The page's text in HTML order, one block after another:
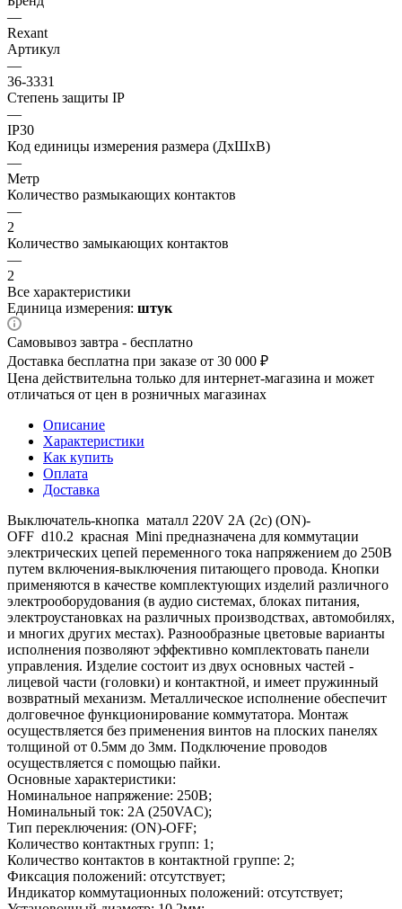
—
Rexant
Артикул
—
36-3331
Степень защиты IP
—
IP30
Код единицы измерения размера (ДхШхВ)
—
Метр
Количество размыкающих контактов
—
2
Количество замыкающих контактов
—
2
Все характеристики
Единица измерения: штук
Самовывоз завтра - бесплатно
Доставка бесплатна при заказе от 30 000 ₽
Цена действительна только для интернет-магазина и может
отличаться от цен в розничных магазинах
Описание
Характеристики
Как купить
Оплата
Доставка
Выключатель-кнопка маталл 220V 2А (2с) (ON)-
OFF d10.2 красная Mini предназначена для коммутации
электрических цепей переменного тока напряжением до 250В
путем включения-выключения питающего провода. Кнопки
применяются в качестве комплектующих изделий различного
электрооборудования (в аудио системах, блоках питания,
электроустановках на различных производствах, автомобилях,
и многих других местах). Разнообразные цветовые варианты
исполнения позволяют эффективно комплектовать панели
управления. Изделие состоит из двух основных частей -
лицевой части (головки) и контактной, и имеет пружинный
возвратный механизм. Металлическое исполнение обеспечит
долговечное функционирование коммутатора. Монтаж
осуществляется без применения винтов на плоских панелях
толщиной от 0.5мм до 3мм. Подключение проводов
осуществляется с помощью пайки.
Основные характеристики:
Номинальное напряжение: 250В;
Номинальный ток: 2A (250VAC);
Тип переключения: (ON)-OFF;
Количество контактных групп: 1;
Количество контактов в контактной группе: 2;
Фиксация положений: отсутствует;
Индикатор коммутационных положений: отсутствует;